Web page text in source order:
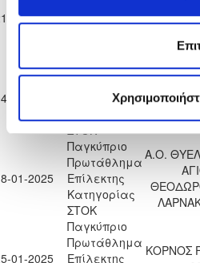
12-2024
Επίλεκτης
01-2025
Παγκύπριο
Πρωτάθλημα
Επίλεκτης
ΣΤΟΚ
01-2025
Παγκύπριο
Πρωτάθλημα
Επίλεκτης
Κατηγορίας
ΣΤΟΚ
Α.Ο.
01-2025
Παγκύπριο
Πρωτάθλημα
Επίλεκτης
ΚΟΡΝΟΣ